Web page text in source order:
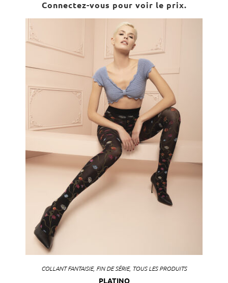
Connectez-vous pour voir le prix.
COLLANT FANTAISIE, FIN DE SÉRIE, TOUS LES PRODUITS
PLATINO